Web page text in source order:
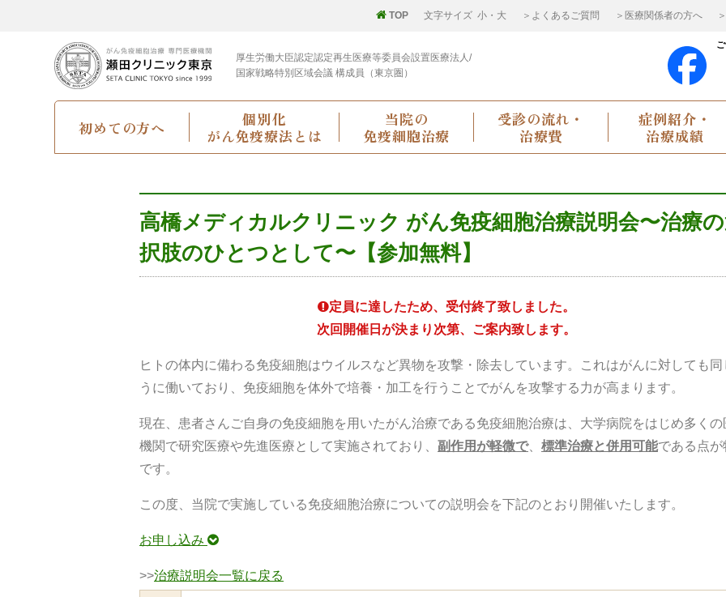
TOP 文字サイズ 小 ・ 大 ＞よくあるご質問 ＞医療関係者の方へ
厚生労働大臣認定認定再生医療等委員会設置医療法人/
国家戦略特別区域会議 構成員（東京圏）
初めての方へ
個別化
がん免疫療法とは
当院の
免疫細胞治療
受診の流れ・
治療費
症例紹介・
治療成績
高橋メディカルクリニック がん免疫細胞治療説明会〜治療
択肢のひとつとして〜【参加無料】
定員に達したため、受付終了致しました。
次回開催日が決まり次第、ご案内致します。
ヒトの体内に備わる免疫細胞はウイルスなど異物を攻撃・除去しています。これはがんに対しても同
うに働いており、免疫細胞を体外で培養・加工を行うことでがんを攻撃する力が高まります。
現在、患者さんご自身の免疫細胞を用いたがん治療である免疫細胞治療は、大学病院をはじめ多くの
機関で研究医療や先進医療として実施されており、 副作用が軽微で、 標準治療と併用可能である点が
です。
この度、当院で実施している免疫細胞治療についての説明会を下記のとおり開催いたします。
お申し込み
>>治療説明会一覧に戻る